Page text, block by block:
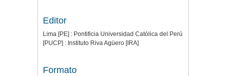
Editor
Lima [PE] : Pontificia Universidad Católica del Perú
[PUCP] : Instituto Riva Agüero [IRA]
Formato